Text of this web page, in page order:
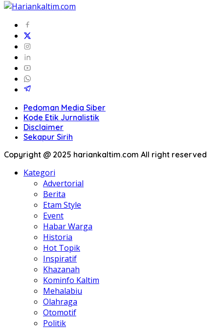
Pedoman Media Siber
Kode Etik Jurnalistik
Disclaimer
Sekapur Sirih
Copyright @ 2025 hariankaltim.com All right reserved
Kategori
Advertorial
Berita
Etam Style
Event
Habar Warga
Historia
Hot Topik
Inspiratif
Khazanah
Kominfo Kaltim
Mehalabiu
Olahraga
Otomotif
Politik